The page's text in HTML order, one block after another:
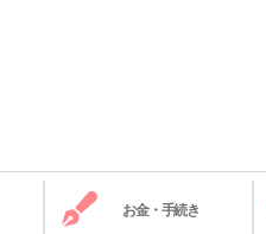
お金・手続き